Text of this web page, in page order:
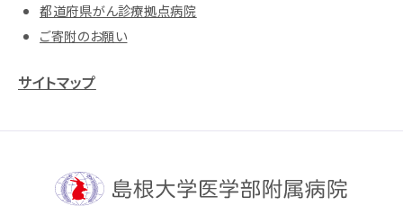
都道府県がん診療拠点病院
ご寄附のお願い
サイトマップ